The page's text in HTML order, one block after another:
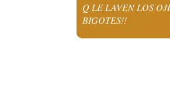
Q LE LAVEN LOS
BIGOTES!!